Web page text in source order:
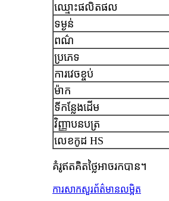
ឈ្មោះផលិតផល
ទម្ងន់
ពណ៌
ប្រភេទ
ការវេចខ្ចប់
ម៉ាក
ទីកន្លែងដើម
វិញ្ញាបនបត្រ
លេខកូដ HS
គំរូឥតគិតថ្លៃអាចរកបាន។
ការសាកសួរព័ត៌មានលម្អិត